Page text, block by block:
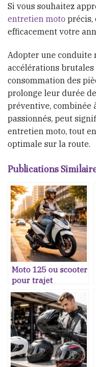
Si vous souhaitez
entretien moto précis,
efficacement votre
Adopter une conduite
accélérations
consommation des
prolonge leur durée
préventive, combinée
passionnés, peut
entretien moto, tout
optimale sur la route.
Publications
Moto 125 ou scooter
pour trajet
quotidien